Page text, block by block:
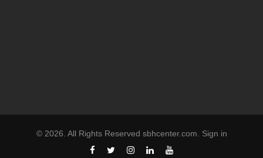
© 2026. All Rights Reserved sbhcenter.com. Sign in